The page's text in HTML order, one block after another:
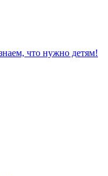
что нужно детям!